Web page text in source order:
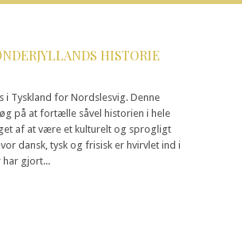
HISTORIE
i Tyskland for Nordslesvig. Denne
på at fortælle såvel historien i hele
af at være et kulturelt og sprogligt
dansk, tysk og frisisk er hvirvlet ind i
har gjort...